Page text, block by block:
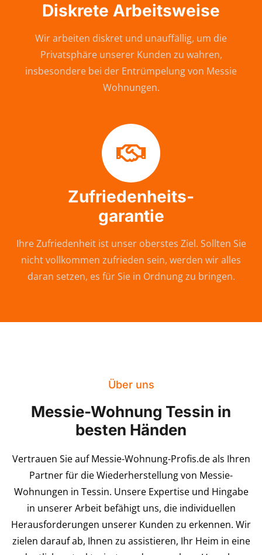
Diskrete Arbeitsweise
Wir arbeiten diskret und unauffällig, um die
Privatsphäre unserer Kunden zu wahren,
insbesondere bei der Entrümpelung von Messie
Wohnungen.
Zufriedenheits-
garantie
Ihre Zufriedenheit ist unser oberstes Ziel. Sollten Sie
nicht vollkommen zufrieden sein, werden wir alles
daran setzen, es für Sie in Ordnung zu bringen.
Über uns
Messie-Wohnung Tessin in
besten Händen
Vertrauen Sie auf Messie-Wohnung-Profis.de als Ihren
Partner für die Wiederherstellung von Messie-
Wohnungen in Tessin. Unsere Expertise und Hingabe
in unserer Arbeit befähigt uns, die individuellen
Herausforderungen unserer Kunden zu erkennen. Wir
zielen darauf ab, Ihnen zu assistieren, Ihr Heim in eine